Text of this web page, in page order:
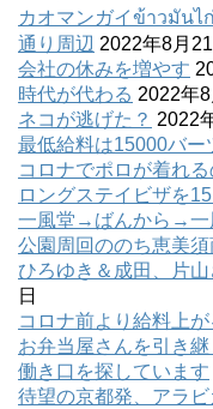
カオマンガイข้าวมันไ
通り周辺 2022年8月21
会社の休みを増やす
時代が代わる 2022年8
ネコが逃げた？ 2022
最低給料は15000バー
コロナでポロが着れ
ロングステイビザを
一風堂→ばんから→一
公園周回ののち恵美須
ひろゆき＆成田、片
日
コロナ前より給料上が
お弁当屋さんを引き
働き口を探しています
待望の京都発、アラ